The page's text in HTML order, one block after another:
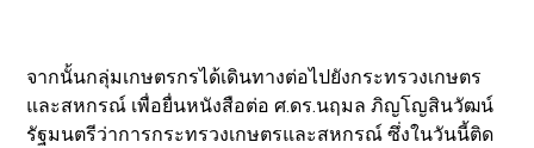
จากนั้นกลุ่มเกษตรกรได้เดินทางต่อไปยังกระทรวงเกษตร
และสหกรณ์ เพื่อยื่นหนังสือต่อ ศ.ดร.นฤมล ภิญโญสินวัฒน์
รัฐมนตรีว่าการกระทรวงเกษตรและสหกรณ์ ซึ่งในวันนี้ติด